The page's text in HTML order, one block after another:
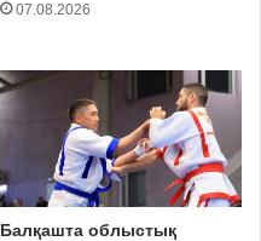
07.08.2026
Балқашта облыстық